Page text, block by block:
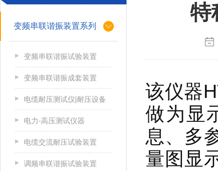
变频串联谐振装置系列
变频串联谐振试验装置
变频串联谐振成套装置
电缆耐压测试仪|耐压设备
电力-高压测试仪器
电缆交流耐压试验装置
调频串联谐振试验装置
特
该仪器
做为显
息、多
量图显